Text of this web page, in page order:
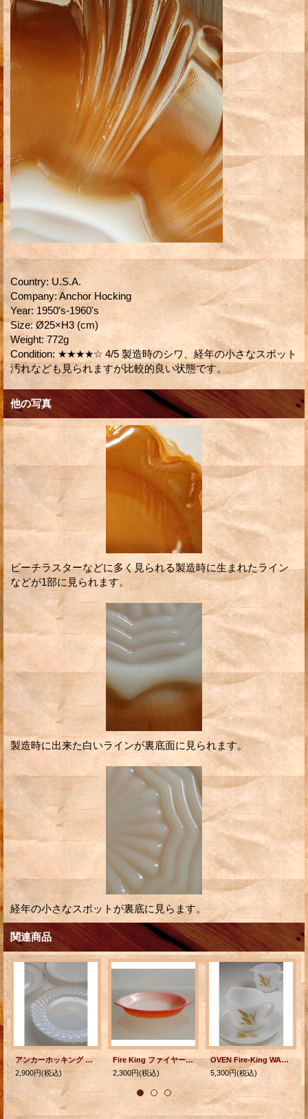
Country: U.S.A.
Company: Anchor Hocking
Year: 1950's-1960's
Size: Ø25×H3 (cm)
Weight: 772g
Condition: ★★★★☆ 4/5 製造時のシワ、経年の小さなスポット
汚れなども見られますが比較的良い状態です。
他の写真
ピーチラスターなどに多く見られる製造時に生まれたライン
などが1部に見られます。
製造時に出来た白いラインが裏底面に見られます。
経年の小さなスポットが裏底に見らます。
関連商品
アンカーホッキング Suburbia ゴールドリム ホワイトシェル ディナープレート 各1枚
2,900円(税込)
Fire King ファイヤーキング "Swirl/スワール" グラタン皿 グラデーション color: レッド/オレンジ L20.1×W12.2×D3.1(cm)
2,300円(税込)
OVEN Fire-King WARE ファイヤーキング シュガー＆クリーマー(クリーマープレート付）3pc Set ウィート柄
5,300円(税込)